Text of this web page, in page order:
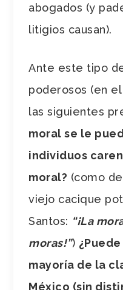
abogados (y
litigios causan).
Ante este tipo
poderosos (en
las siguientes
moral se le
individuos
moral? (como
viejo cacique
Santos: “¡La
moras!”)
mayoría de la
México (sin